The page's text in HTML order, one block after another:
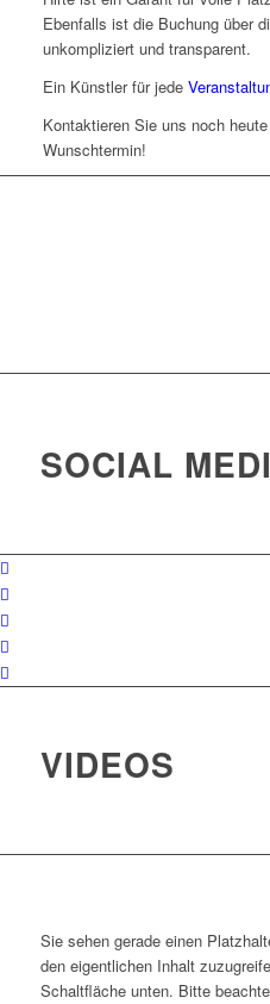
Ebenfalls ist die Buchung über
unkompliziert und transparent.
Ein Künstler für jede
Kontaktieren Sie uns noch
Wunschtermin!
SOCIAL
VIDEOS
Sie sehen gerade einen
den eigentlichen Inhalt
Schaltfläche unten. Bitte